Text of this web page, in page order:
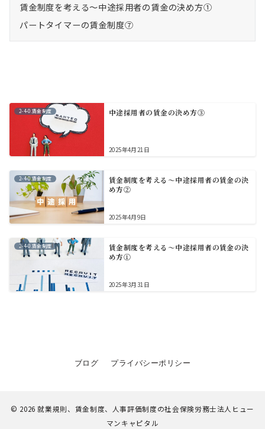
賃金制度を考える～中途採用者の賃金の決め方①
パートタイマーの賃金制度⑦
2-4-0.賃金制度 中途採用者の賃金の決め方③
2025年4月21日
2-4-0.賃金制度
賃金制度を考える～中途採用者の賃金の決
め方②
2025年4月9日
2-4-0.賃金制度
賃金制度を考える～中途採用者の賃金の決
め方①
2025年3月31日
ブログ プライバシーポリシー
© 2026就業規則、賃金制度、人事評価制度の社会保険労務士法人ヒュー
マンキャピタル